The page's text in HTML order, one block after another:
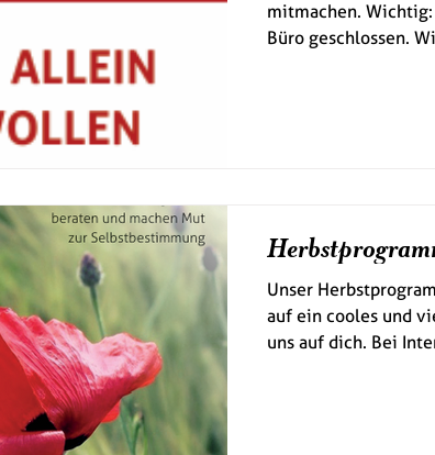
mitmachen.
Büro geschlossen.
Unser
auf ein cooles und
uns auf dich. Bei